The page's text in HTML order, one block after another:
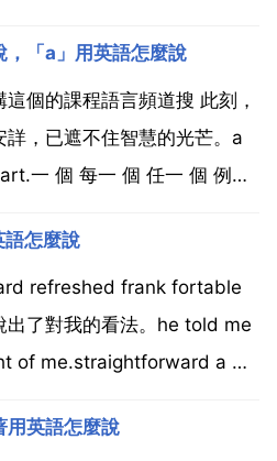
，「a」用英語怎麼說
個的課程語言頻道搜 此刻，
，已遮不住智慧的光芒。a
一 個 每一 個 任一 個 例句
麼說，不。no...
語怎麼說
refreshed frank fortable
了對我的看法。he told me
of me.straightforward a 用
用英語怎麼說